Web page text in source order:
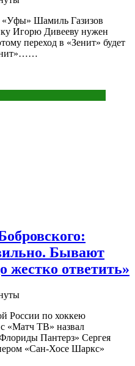
Шамиль Газизов
Игорю Дивееву нужен
переход в «Зенит» будет
Бывают
жестко ответить»
России по хоккею
«Матч ТВ» назвал
Пантерз» Сергея
«Сан‑Хосе Шаркс»